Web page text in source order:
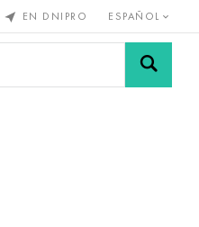
EN DNIPRO ESPAÑOL
Mallas y